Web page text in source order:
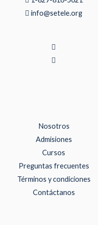
info@setele.org
Nosotros
Admisiones
Cursos
Preguntas frecuentes
Términos y condiciones
Contáctanos